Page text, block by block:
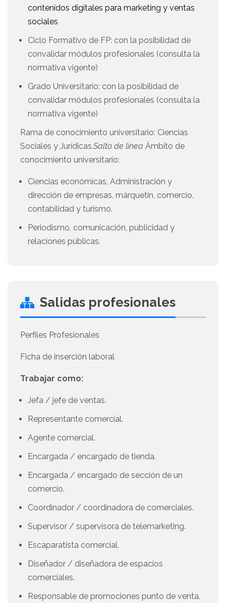
contenidos digitales para marketing y ventas
sociales
Ciclo Formativo de FP: con la posibilidad de
convalidar módulos profesionales (consulta la
normativa vigente)
Grado Universitario: con la posibilidad de
convalidar módulos profesionales (consulta la
normativa vigente)
Rama de conocimiento universitario: Ciencias
Sociales y Jurídicas.Salto de línea Ámbito de
conocimiento universitario:
Ciencias económicas, Administración y
dirección de empresas, márquetin, comercio,
contabilidad y turismo.
Periodismo, comunicación, publicidad y
relaciones públicas.
Salidas profesionales
Perfiles Profesionales
Ficha de inserción laboral
Trabajar como:
Jefa / jefe de ventas.
Representante comercial.
Agente comercial.
Encargada / encargado de tienda.
Encargada / encargado de sección de un
comercio.
Coordinador / coordinadora de comerciales.
Supervisor / supervisora de telemarketing.
Escaparatista comercial.
Diseñador / diseñadora de espacios
comerciales.
Responsable de promociones punto de venta.